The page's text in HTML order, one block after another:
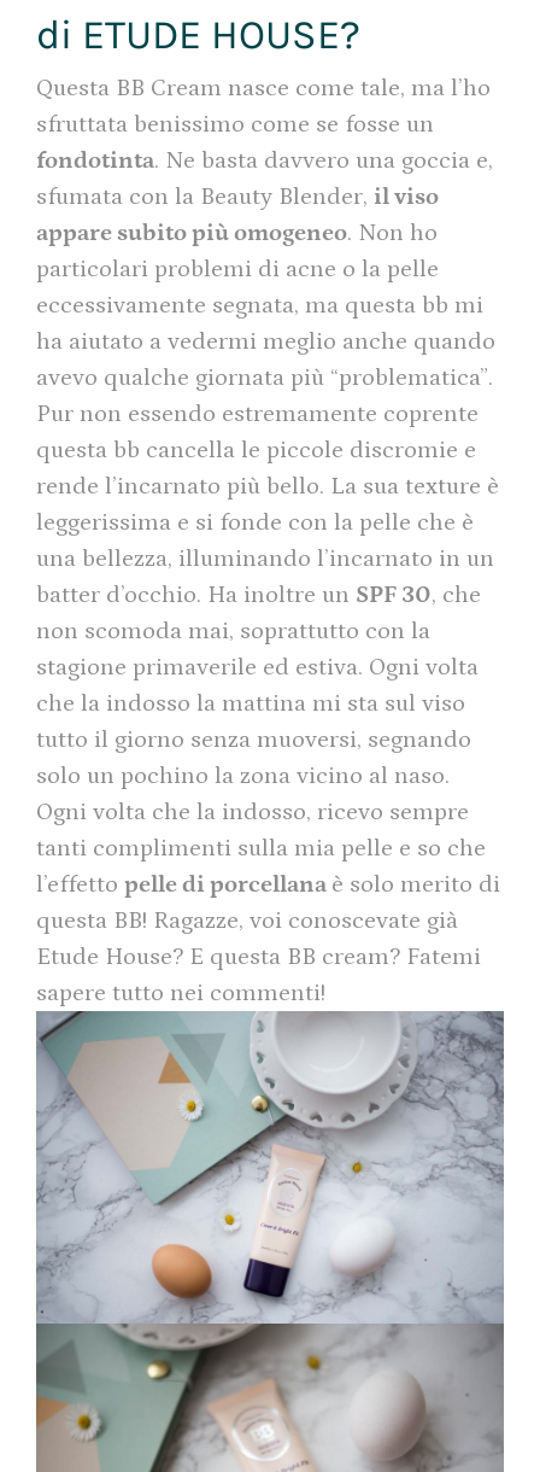
di ETUDE HOUSE?
Questa BB Cream nasce come tale, ma l’ho
sfruttata benissimo come se fosse un
fondotinta. Ne basta davvero una goccia e,
sfumata con la Beauty Blender, il viso
appare subito più omogeneo. Non ho
particolari problemi di acne o la pelle
eccessivamente segnata, ma questa bb mi
ha aiutato a vedermi meglio anche quando
avevo qualche giornata più “problematica”.
Pur non essendo estremamente coprente
questa bb cancella le piccole discromie e
rende l’incarnato più bello. La sua texture è
leggerissima e si fonde con la pelle che è
una bellezza, illuminando l’incarnato in un
batter d’occhio. Ha inoltre un SPF 30, che
non scomoda mai, soprattutto con la
stagione primaverile ed estiva. Ogni volta
che la indosso la mattina mi sta sul viso
tutto il giorno senza muoversi, segnando
solo un pochino la zona vicino al naso.
Ogni volta che la indosso, ricevo sempre
tanti complimenti sulla mia pelle e so che
l’effetto pelle di porcellana è solo merito di
questa BB! Ragazze, voi conoscevate già
Etude House? E questa BB cream? Fatemi
sapere tutto nei commenti!